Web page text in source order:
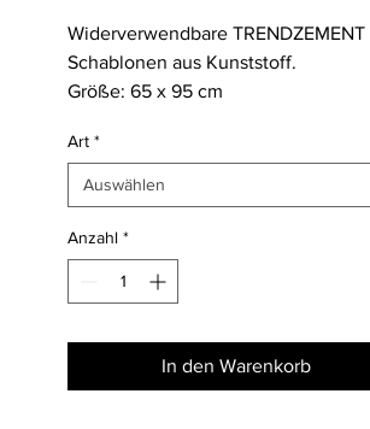
Widerverwendbare TRENDZEMENT
Schablonen aus Kunststoff.
Größe: 65 x 95 cm
Flexibel für Spachtel- und
Maltechniken.
Versand: innerhalb von 5-7
Tagen (Bestell- oder Fertigungsware)
Art *
Auswählen
Anzahl *
In den Warenkorb